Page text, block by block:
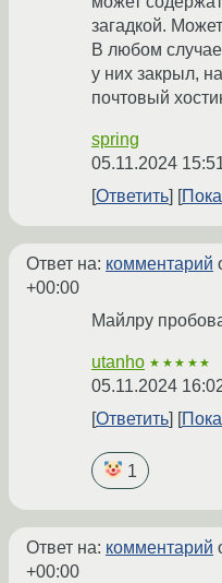
загадкой.
В любом случае
у них закрыл,
почтовый
spring
05.11.2024
Ответить
Ответ на: комментарий
+00:00
Майлру
utanho ★★★★★
05.11.2024
Ответить
1
Ответ на: комментарий
+00:00